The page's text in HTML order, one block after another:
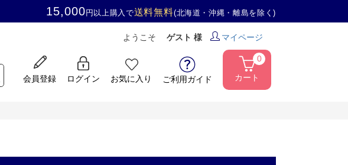
15,000 円以上購入で送料無料(北海道・沖縄・離島を除く)
ようこそ ゲスト 様 マイページ
会員登録 ログイン お気に入り ご利用ガイド カート
0